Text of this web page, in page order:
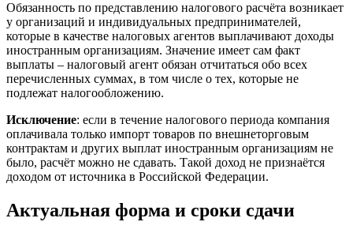
Обязанность по представлению налогового расчёта возникает
у организаций и индивидуальных предпринимателей,
которые в качестве налоговых агентов выплачивают доходы
иностранным организациям. Значение имеет сам факт
выплаты – налоговый агент обязан отчитаться обо всех
перечисленных суммах, в том числе о тех, которые не
подлежат налогообложению.
Исключение: если в течение налогового периода компания
оплачивала только импорт товаров по внешнеторговым
контрактам и других выплат иностранным организациям не
было, расчёт можно не сдавать. Такой доход не признаётся
доходом от источника в Российской Федерации.
Актуальная форма и сроки сдачи